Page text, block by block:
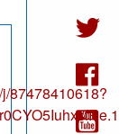
87478410618?